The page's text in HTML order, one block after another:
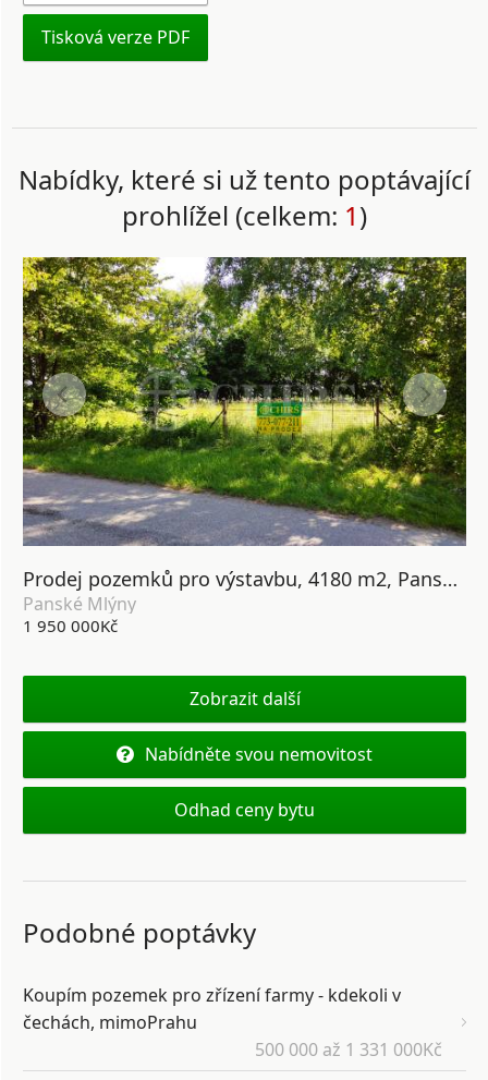
Tisková verze PDF
Nabídky, které si už tento poptávající
prohlížel (celkem: 1)
Prodej pozemků pro výstavbu, 4180 m2, Panské Mlýny, Černovice u Pelhřimova.
Panské Mlýny
1 950 000Kč
Zobrazit další
Nabídněte svou nemovitost
Odhad ceny bytu
Podobné poptávky
Koupím pozemek pro zřízení farmy - kdekoli v
čechách, mimoPrahu
500 000 až 1 331 000Kč